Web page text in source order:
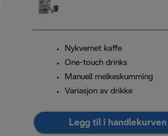
Nykvernet kaffe
One-touch drinks
Manuell melkeskumming
Variasjon av drikke
Legg til i handlekurven